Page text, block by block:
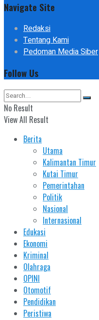
Navigate Site
Redaksi
Tentang Kami
Pedoman Media Siber
Follow Us
No Result
View All Result
Berita
Utama
Kalimantan Timur
Kutai Timur
Pemerintahan
Politik
Nasional
Internasional
Edukasi
Ekonomi
Kriminal
Olahraga
OPINI
Otomotif
Pendidikan
Peristiwa